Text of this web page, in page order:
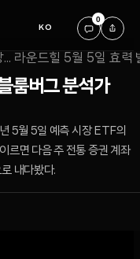
KO
0
룸버그 분석가
5월 5일 예측 시장 ETF의
르면 다음 주 전통 증권 계좌
내다봤다.